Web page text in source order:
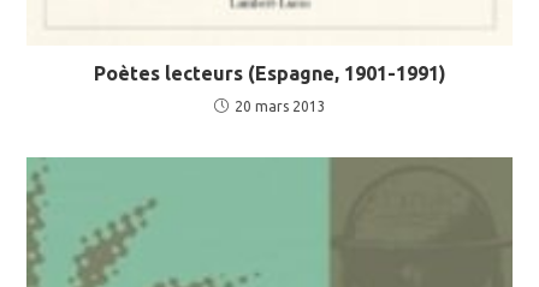
Poètes lecteurs (Espagne, 1901-1991)
20 mars 2013